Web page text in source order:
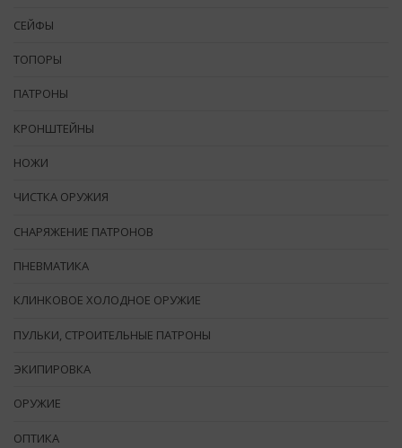
СЕЙФЫ
ТОПОРЫ
ПАТРОНЫ
КРОНШТЕЙНЫ
НОЖИ
ЧИСТКА ОРУЖИЯ
СНАРЯЖЕНИЕ ПАТРОНОВ
ПНЕВМАТИКА
КЛИНКОВОЕ ХОЛОДНОЕ ОРУЖИЕ
ПУЛЬКИ, СТРОИТЕЛЬНЫЕ ПАТРОНЫ
ЭКИПИРОВКА
ОРУЖИЕ
ОПТИКА